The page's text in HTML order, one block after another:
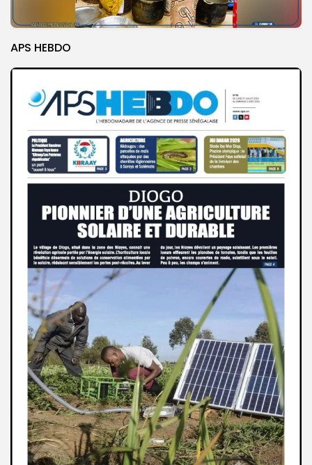
APS HEBDO